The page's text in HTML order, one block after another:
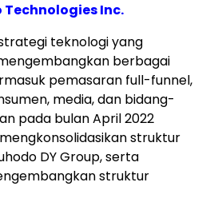
Inc.
teknologi yang
berbagai
pemasaran full-funnel,
media, dan bidang-
pada bulan April 2022
struktur
DY Group, serta
struktur